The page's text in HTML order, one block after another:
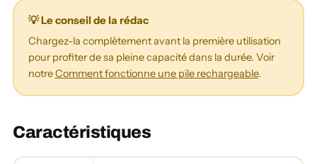
💡 Le conseil de la rédac
Chargez-la complètement avant la première utilisation
pour profiter de sa pleine capacité dans la durée. Voir
notreComment fonctionne une pile rechargeable.
Caractéristiques